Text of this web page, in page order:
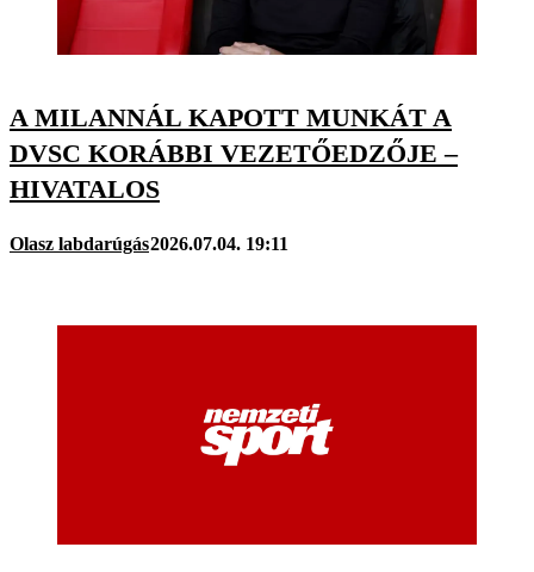
A MILANNÁL KAPOTT MUNKÁT A
DVSC KORÁBBI VEZETŐEDZŐJE –
HIVATALOS
Olasz labdarúgás2026.07.04. 19:11